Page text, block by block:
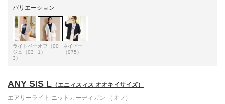
バリエーション
ライトベー
ジュ（03
3）
オフ（00
1）
ネイビー
（075）
ANY SIS L （エニィスィス オオキイサイズ）
エアリーライト ニットカーディガン （オフ）